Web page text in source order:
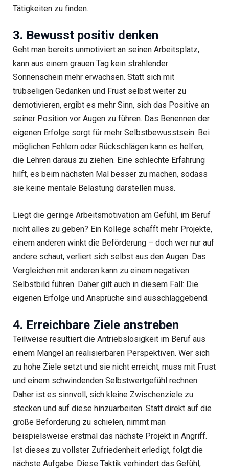
Tätigkeiten zu finden.
3. Bewusst positiv denken
Geht man bereits unmotiviert an seinen Arbeitsplatz,
kann aus einem grauen Tag kein strahlender
Sonnenschein mehr erwachsen. Statt sich mit
trübseligen Gedanken und Frust selbst weiter zu
demotivieren, ergibt es mehr Sinn, sich das Positive an
seiner Position vor Augen zu führen. Das Benennen der
eigenen Erfolge sorgt für mehr Selbstbewusstsein. Bei
möglichen Fehlern oder Rückschlägen kann es helfen,
die Lehren daraus zu ziehen. Eine schlechte Erfahrung
hilft, es beim nächsten Mal besser zu machen, sodass
sie keine mentale Belastung darstellen muss.
Liegt die geringe Arbeitsmotivation am Gefühl, im Beruf
nicht alles zu geben? Ein Kollege schafft mehr Projekte,
einem anderen winkt die Beförderung – doch wer nur auf
andere schaut, verliert sich selbst aus den Augen. Das
Vergleichen mit anderen kann zu einem negativen
Selbstbild führen. Daher gilt auch in diesem Fall: Die
eigenen Erfolge und Ansprüche sind ausschlaggebend.
4. Erreichbare Ziele anstreben
Teilweise resultiert die Antriebslosigkeit im Beruf aus
einem Mangel an realisierbaren Perspektiven. Wer sich
zu hohe Ziele setzt und sie nicht erreicht, muss mit Frust
und einem schwindenden Selbstwertgefühl rechnen.
Daher ist es sinnvoll, sich kleine Zwischenziele zu
stecken und auf diese hinzuarbeiten. Statt direkt auf die
große Beförderung zu schielen, nimmt man
beispielsweise erstmal das nächste Projekt in Angriff.
Ist dieses zu vollster Zufriedenheit erledigt, folgt die
nächste Aufgabe. Diese Taktik verhindert das Gefühl,